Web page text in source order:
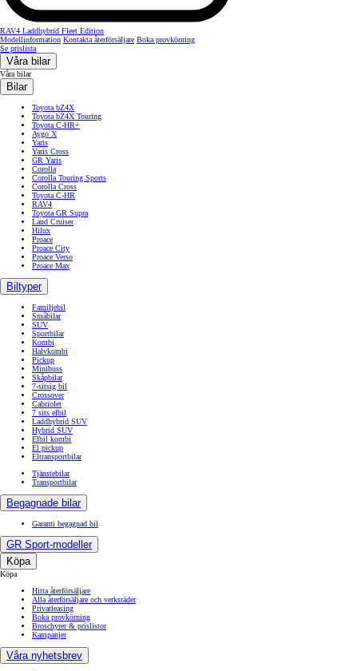
RAV4 Laddhybrid Fleet Edition
Modellinformation Kontakta återförsäljare Boka provkörning
Se prislista
Våra bilar
Våra bilar
Bilar
Toyota bZ4X
Toyota bZ4X Touring
Toyota C-HR+
Aygo X
Yaris
Yaris Cross
GR Yaris
Corolla
Corolla Touring Sports
Corolla Cross
Toyota C-HR
RAV4
Toyota GR Supra
Land Cruiser
Hilux
Proace
Proace City
Proace Verso
Proace Max
Biltyper
Familjebil
Småbilar
SUV
Sportbilar
Kombi
Halvkombi
Pickup
Minibuss
Skåpbilar
7-sitsig bil
Crossover
Cabriolet
7 sits elbil
Laddhybrid SUV
Hybrid SUV
Elbil kombi
El pickup
Eltransportbilar
Tjänstebilar
Transportbilar
Begagnade bilar
Garanti begagnad bil
GR Sport-modeller
Köpa
Köpa
Hitta återförsäljare
Alla återförsäljare och verkstäder
Privatleasing
Boka provkörning
Broschyrer & prislistor
Kampanjer
Våra nyhetsbrev